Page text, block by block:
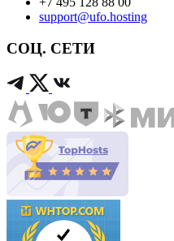
support@ufo.hosting
СОЦ. СЕТИ